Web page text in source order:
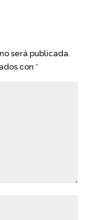
será publicada.
con *